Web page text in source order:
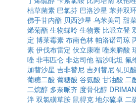
枯草菌素 巴氯芬 巴洛沙星 苯并双
佛手苷内酯 贝西沙星 乌苯美司 甜
烯菊酯 生物蝶呤 生物素 比哌立登
定 博莱霉素 布南色林 帕洛诺司琼
素 伊伐布雷定 伏立康唑 唑来膦酸
唑 非韦匹仑 非达司他 福沙吡坦 氟
加替沙星 吉非替尼 吉列替尼 钆贝酸
葡糖二酸 葡糖酸 谷氨酸 甘油酸 二
二烷醇 多奈哌齐 度骨化醇
泮 双氯磺草胺 鼠得克 地尔硫卓 二